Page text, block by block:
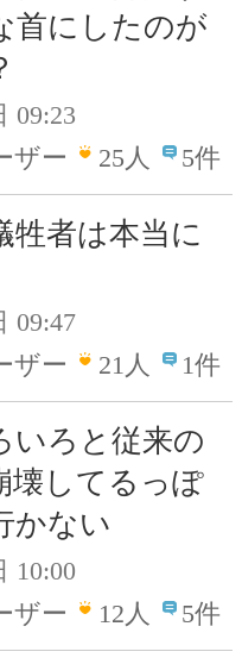
首にしたのが
09:23
ザー
25人 5件
牲者は本当に
09:47
ザー
21人 1件
いろと従来の
壊してるっぽ
かない
10:00
ザー
12人 5件